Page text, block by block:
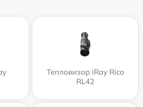
Тепловизор iRay Rico
RL42